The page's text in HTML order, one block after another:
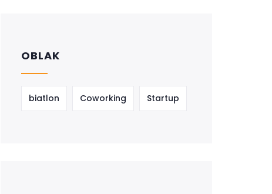
OBLAK
biatlon Coworking Startup